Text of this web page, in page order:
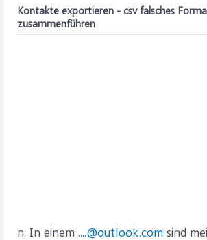
Kontakte exportieren - csv falsches
zusammenführen
n. In einem ....@outlook.com sind